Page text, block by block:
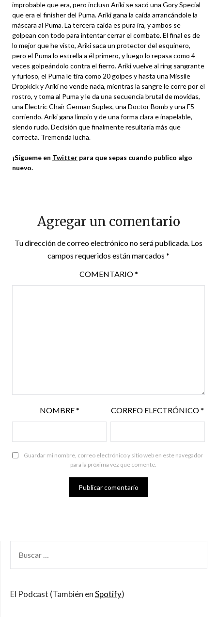
improbable que era, pero incluso Ariki se sacó una Gory Special
que era el finisher del Puma. Ariki gana la caída arrancándole la
máscara al Puma. La tercera caída es pura ira, y ambos se
golpean con todo para intentar cerrar el combate. El final es de
lo mejor que he visto, Ariki saca un protector del esquinero,
pero el Puma lo estrella a él primero, y luego lo repasa como 4
veces golpeándolo contra el fierro. Ariki vuelve al ring sangrante
y furioso, el Puma le tira como 20 golpes y hasta una Missile
Dropkick y Ariki no vende nada, mientras la sangre le corre por el
rostro, y toma al Puma y le da una secuencia brutal de movidas,
una Electric Chair German Suplex, una Doctor Bomb y una F5
corriendo. Ariki gana limpio y de una forma clara e inapelable,
siendo rudo. Decisión que finalmente resultaría más que
correcta. Tremenda lucha.
¡Sígueme en Twitter para que sepas cuando publico algo
nuevo.
Agregar un comentario
Tu dirección de correo electrónico no será publicada. Los
campos requeridos están marcados *
COMENTARIO*
NOMBRE* CORREO ELECTRÓNICO*
Guardar mi nombre, correo electrónico y sitio web en este navegador
para la próxima vez que comente.
POR:
El Podcast (También enSpotify)